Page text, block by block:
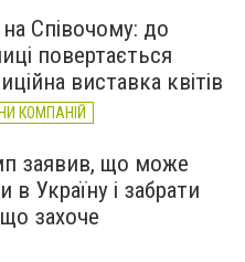
на Співочому: до
повертається
виставка квітів
КОМПАНІЙ
заявив, що може
в Україну і забрати
захоче